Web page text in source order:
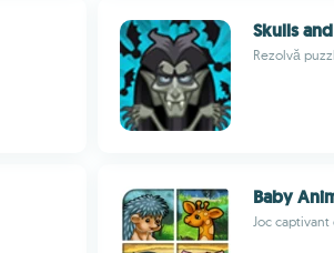
Skulls
Rezolvă
Baby
Joc